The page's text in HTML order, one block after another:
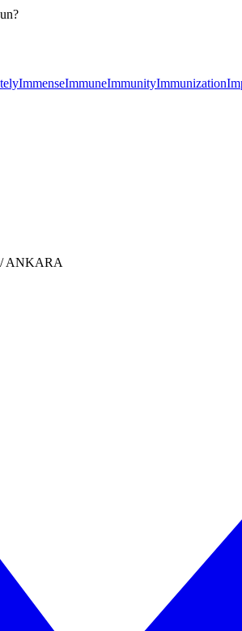
ImmenseImmuneImmunityImmunization
/ ANKARA